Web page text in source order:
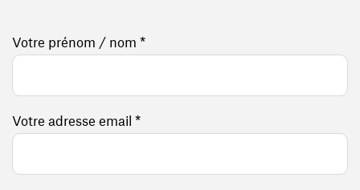
Votre prénom / nom *
Votre adresse email *